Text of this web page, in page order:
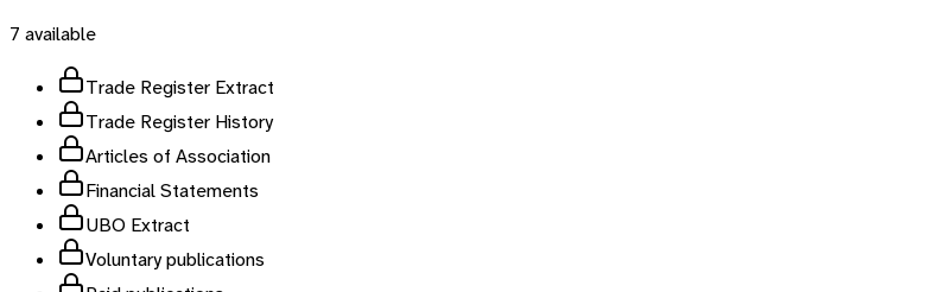
7 available
Trade Register Extract
Trade Register History
Articles of Association
Financial Statements
UBO Extract
Voluntary publications